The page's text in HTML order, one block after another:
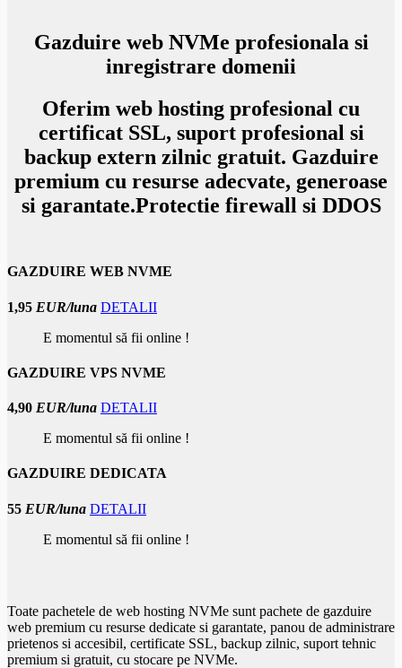
Gazduire web NVMe profesionala si
inregistrare domenii
Oferim web hosting profesional cu
certificat SSL, suport profesional si
backup extern zilnic gratuit. Gazduire
premium cu resurse adecvate, generoase
si garantate.Protectie firewall si DDOS
GAZDUIRE WEB NVME
1,95 EUR/luna DETALII
E momentul să fii online !
GAZDUIRE VPS NVME
4,90 EUR/luna DETALII
E momentul să fii online !
GAZDUIRE DEDICATA
55 EUR/luna DETALII
E momentul să fii online !
Toate pachetele de web hosting NVMe sunt pachete de gazduire
web premium cu resurse dedicate si garantate, panou de administrare
prietenos si accesibil, certificate SSL, backup zilnic, suport tehnic
premium si gratuit, cu stocare pe NVMe.